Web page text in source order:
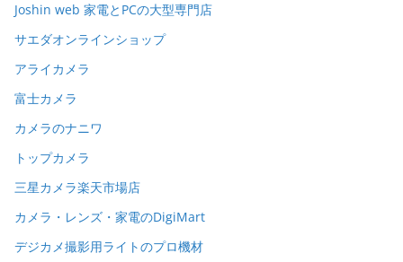
Joshin web 家電とPCの大型専門店
サエダオンラインショップ
アライカメラ
富士カメラ
カメラのナニワ
トップカメラ
三星カメラ楽天市場店
カメラ・レンズ・家電のDigiMart
デジカメ撮影用ライトのプロ機材